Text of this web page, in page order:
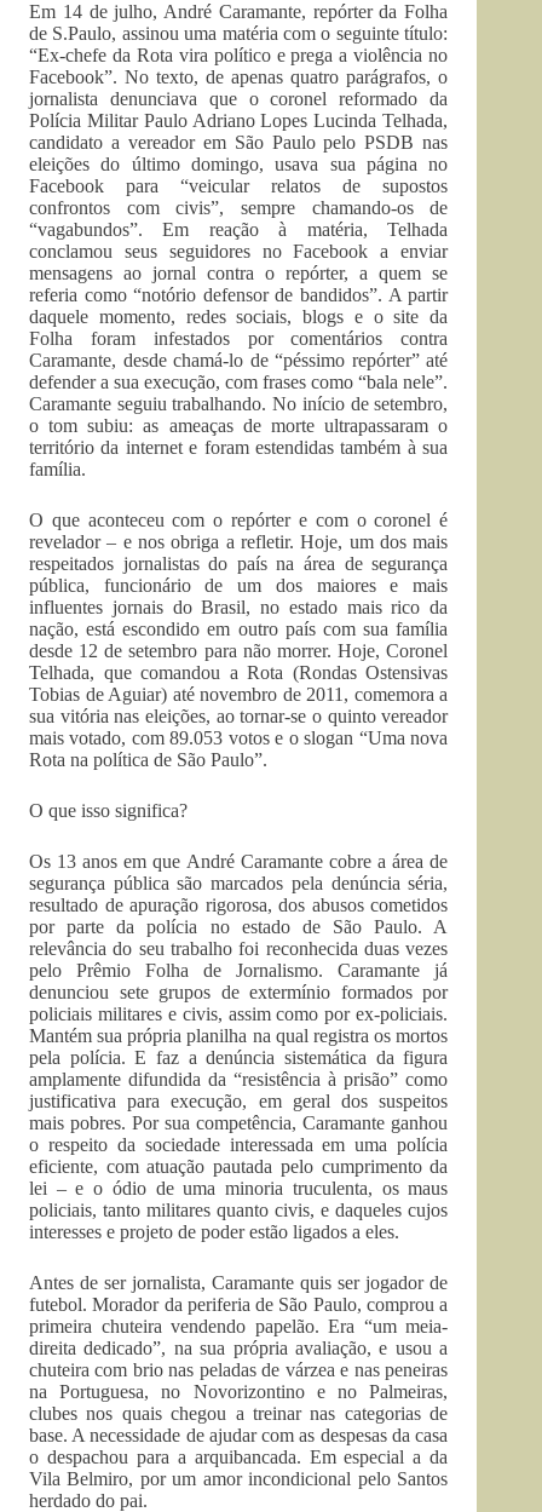
Em 14 de julho, André Caramante, repórter da Folha
de S.Paulo, assinou uma matéria com o seguinte título:
“Ex-chefe da Rota vira político e prega a violência no
Facebook”. No texto, de apenas quatro parágrafos, o
jornalista denunciava que o coronel reformado da
Polícia Militar Paulo Adriano Lopes Lucinda Telhada,
candidato a vereador em São Paulo pelo PSDB nas
eleições do último domingo, usava sua página no
Facebook para “veicular relatos de supostos
confrontos com civis”, sempre chamando-os de
“vagabundos”. Em reação à matéria, Telhada
conclamou seus seguidores no Facebook a enviar
mensagens ao jornal contra o repórter, a quem se
referia como “notório defensor de bandidos”. A partir
daquele momento, redes sociais, blogs e o site da
Folha foram infestados por comentários contra
Caramante, desde chamá-lo de “péssimo repórter” até
defender a sua execução, com frases como “bala nele”.
Caramante seguiu trabalhando. No início de setembro,
o tom subiu: as ameaças de morte ultrapassaram o
território da internet e foram estendidas também à sua
família.
O que aconteceu com o repórter e com o coronel é
revelador – e nos obriga a refletir. Hoje, um dos mais
respeitados jornalistas do país na área de segurança
pública, funcionário de um dos maiores e mais
influentes jornais do Brasil, no estado mais rico da
nação, está escondido em outro país com sua família
desde 12 de setembro para não morrer. Hoje, Coronel
Telhada, que comandou a Rota (Rondas Ostensivas
Tobias de Aguiar) até novembro de 2011, comemora a
sua vitória nas eleições, ao tornar-se o quinto vereador
mais votado, com 89.053 votos e o slogan “Uma nova
Rota na política de São Paulo”.
O que isso significa?
Os 13 anos em que André Caramante cobre a área de
segurança pública são marcados pela denúncia séria,
resultado de apuração rigorosa, dos abusos cometidos
por parte da polícia no estado de São Paulo. A
relevância do seu trabalho foi reconhecida duas vezes
pelo Prêmio Folha de Jornalismo. Caramante já
denunciou sete grupos de extermínio formados por
policiais militares e civis, assim como por ex-policiais.
Mantém sua própria planilha na qual registra os mortos
pela polícia. E faz a denúncia sistemática da figura
amplamente difundida da “resistência à prisão” como
justificativa para execução, em geral dos suspeitos
mais pobres. Por sua competência, Caramante ganhou
o respeito da sociedade interessada em uma polícia
eficiente, com atuação pautada pelo cumprimento da
lei – e o ódio de uma minoria truculenta, os maus
policiais, tanto militares quanto civis, e daqueles cujos
interesses e projeto de poder estão ligados a eles.
Antes de ser jornalista, Caramante quis ser jogador de
futebol. Morador da periferia de São Paulo, comprou a
primeira chuteira vendendo papelão. Era “um meia-
direita dedicado”, na sua própria avaliação, e usou a
chuteira com brio nas peladas de várzea e nas peneiras
na Portuguesa, no Novorizontino e no Palmeiras,
clubes nos quais chegou a treinar nas categorias de
base. A necessidade de ajudar com as despesas da casa
o despachou para a arquibancada. Em especial a da
Vila Belmiro, por um amor incondicional pelo Santos
herdado do pai.